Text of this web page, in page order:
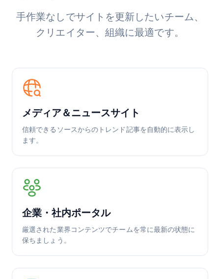
手作業なしでサイトを更新したいチーム、
クリエイター、組織に最適です。
メディア＆ニュースサイト
信頼できるソースからのトレンド記事を自動的に表示し
ます。
企業・社内ポータル
厳選された業界コンテンツでチームを常に最新の状態に
保ちましょう。